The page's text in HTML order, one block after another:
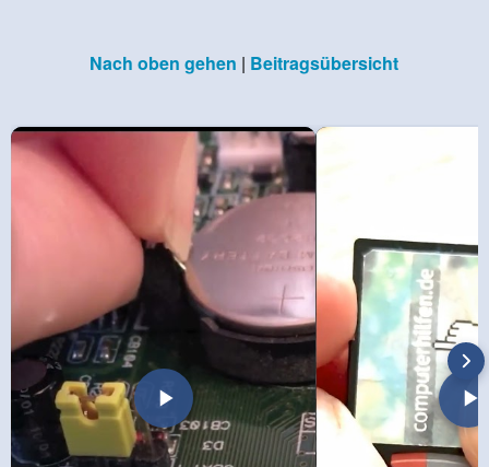
Nach oben gehen | Beitragsübersicht